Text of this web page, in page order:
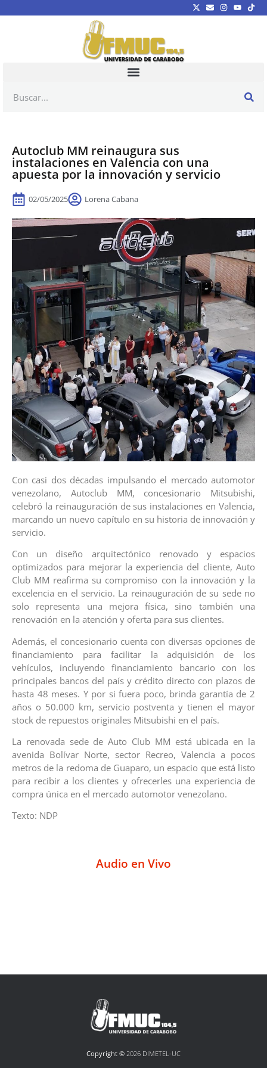
Autoclub MM reinaugura sus
instalaciones en Valencia con una
apuesta por la innovación y servicio
02/05/2025 Lorena Cabana
Con casi dos décadas impulsando el mercado automotor
venezolano, Autoclub MM, concesionario Mitsubishi,
celebró la reinauguración de sus instalaciones en Valencia,
marcando un nuevo capítulo en su historia de innovación y
servicio.
Con un diseño arquitectónico renovado y espacios
optimizados para mejorar la experiencia del cliente, Auto
Club MM reafirma su compromiso con la innovación y la
excelencia en el servicio. La reinauguración de su sede no
solo representa una mejora física, sino también una
renovación en la atención y oferta para sus clientes.
Además, el concesionario cuenta con diversas opciones de
financiamiento para facilitar la adquisición de los
vehículos, incluyendo financiamiento bancario con los
principales bancos del país y crédito directo con plazos de
hasta 48 meses. Y por si fuera poco, brinda garantía de 2
años o 50.000 km, servicio postventa y tienen el mayor
stock de repuestos originales Mitsubishi en el país.
La renovada sede de Auto Club MM está ubicada en la
avenida Bolívar Norte, sector Recreo, Valencia a pocos
metros de la redoma de Guaparo, un espacio que está listo
para recibir a los clientes y ofrecerles una experiencia de
compra única en el mercado automotor venezolano.
Texto: NDP
Audio en Vivo
Copyright © 2026 DIMETEL-UC